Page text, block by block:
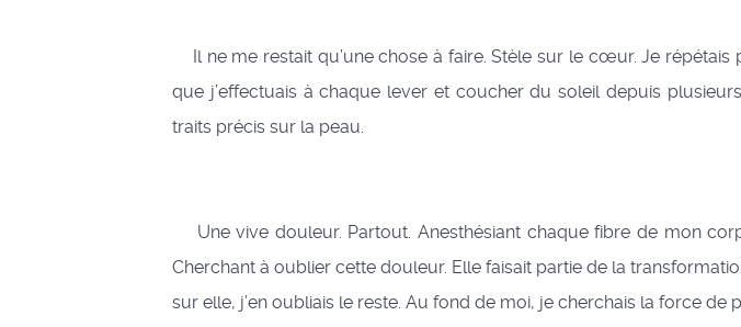
Il ne me restait qu’une chose à faire. Stèle sur le cœur. Je
que j’effectuais à chaque lever et coucher du soleil depuis
traits précis sur la peau.
Une vive douleur. Partout. Anesthésiant chaque fibre de mon
Cherchant à oublier cette douleur. Elle faisait partie de la
sur elle, j’en oubliais le reste. Au fond de moi, je cherchais la force